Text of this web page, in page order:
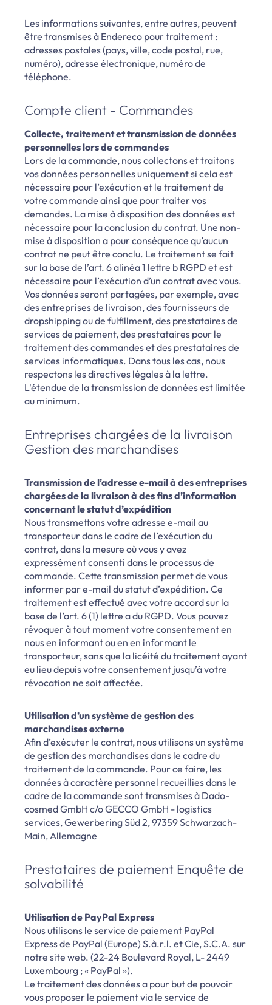
Les informations suivantes, entre autres, peuvent
être transmises à Endereco pour traitement :
adresses postales (pays, ville, code postal, rue,
numéro), adresse électronique, numéro de
téléphone.
Compte client - Commandes
Collecte, traitement et transmission de données
personnelles lors de commandes
Lors de la commande, nous collectons et traitons
vos données personnelles uniquement si cela est
nécessaire pour l’exécution et le traitement de
votre commande ainsi que pour traiter vos
demandes. La mise à disposition des données est
nécessaire pour la conclusion du contrat. Une non-
mise à disposition a pour conséquence qu’aucun
contrat ne peut être conclu. Le traitement se fait
sur la base de l’art. 6 alinéa 1 lettre b RGPD et est
nécessaire pour l’exécution d’un contrat avec vous.
Vos données seront partagées, par exemple, avec
des entreprises de livraison, des fournisseurs de
dropshipping ou de fulfillment, des prestataires de
services de paiement, des prestataires pour le
traitement des commandes et des prestataires de
services informatiques. Dans tous les cas, nous
respectons les directives légales à la lettre.
L'étendue de la transmission de données est limitée
au minimum.
Entreprises chargées de la livraison
Gestion des marchandises
Transmission de l’adresse e-mail à des entreprises
chargées de la livraison à des fins d’information
concernant le statut d’expédition
Nous transmettons votre adresse e-mail au
transporteur dans le cadre de l’exécution du
contrat, dans la mesure où vous y avez
expressément consenti dans le processus de
commande. Cette transmission permet de vous
informer par e-mail du statut d’expédition. Ce
traitement est effectué avec votre accord sur la
base de l’art. 6 (1) lettre a du RGPD. Vous pouvez
révoquer à tout moment votre consentement en
nous en informant ou en en informant le
transporteur, sans que la licéité du traitement ayant
eu lieu depuis votre consentement jusqu’à votre
révocation ne soit affectée.
Utilisation d’un système de gestion des
marchandises externe
Afin d’exécuter le contrat, nous utilisons un système
de gestion des marchandises dans le cadre du
traitement de la commande. Pour ce faire, les
données à caractère personnel recueillies dans le
cadre de la commande sont transmises à Dado-
cosmed GmbH c/o GECCO GmbH - logistics
services, Gewerbering Süd 2, 97359 Schwarzach-
Main, Allemagne
Prestataires de paiement Enquête de
solvabilité
Utilisation de PayPal Express
Nous utilisons le service de paiement PayPal
Express de PayPal (Europe) S.à.r.l. et Cie, S.C.A. sur
notre site web. (22-24 Boulevard Royal, L- 2449
Luxembourg ; « PayPal »).
Le traitement des données a pour but de pouvoir
vous proposer le paiement via le service de